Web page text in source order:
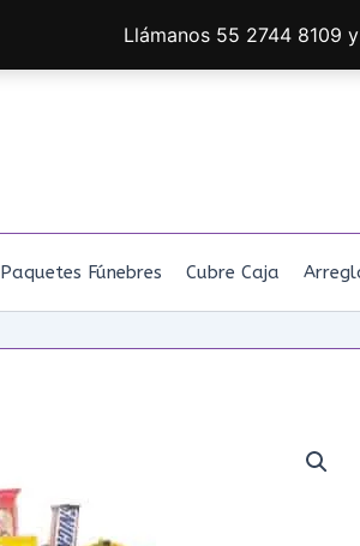
Paquetes Fúnebres Cubre Caja
Llámanos 55 2744 8109